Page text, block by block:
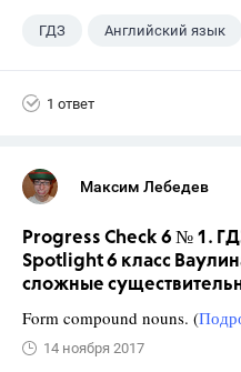
ГДЗ Английский язык
1 ответ
Максим Лебедев
Progress Check 6 № 1.
Spotlight 6 класс
сложные
Form compound nouns. (
14 ноября 2017